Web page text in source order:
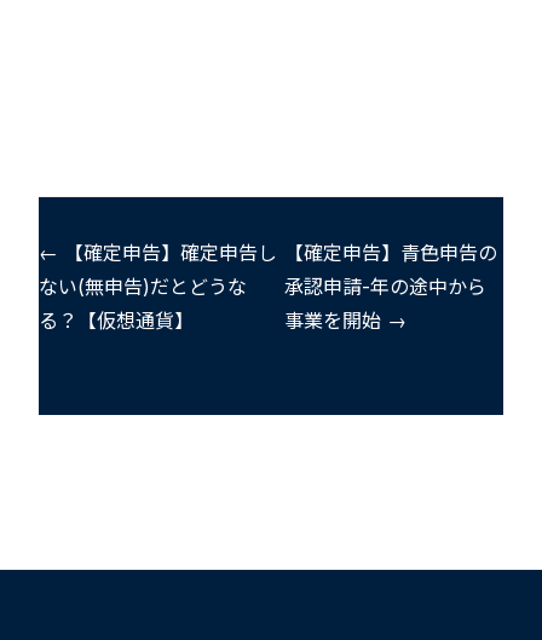
← 【確定申告】確定申告し
ない(無申告)だとどうな
る？【仮想通貨】
【確定申告】青色申告の
承認申請-年の途中から
事業を開始 →